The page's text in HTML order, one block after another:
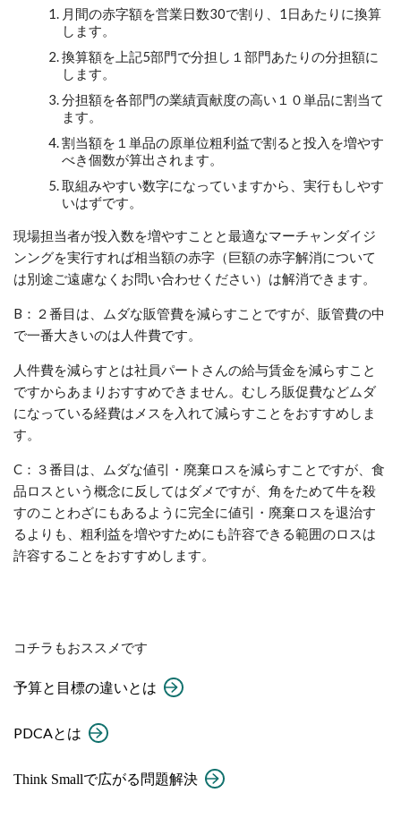
月間の赤字額を営業日数30で割り、 1 日あたりに換算
します。
換算額を上記5部門で分担し１部門あたりの分担額に
します。
分担額を各部門の業績貢献度の高い１０単品に割当て
ます。
割当額を１単品の原単位粗利益で割ると投入を増やす
べき個数が算出されます。
取組みやすい数字になっていますから、実行もしやす
いはずです。
現場担当者が投入数を増やすことと最適なマーチャンダイジ
ンングを実行すれば相当額の赤字（巨額の赤字解消について
は別途ご遠慮なくお問い合わせください）は解消できます。
B ：２番目は、ムダな販管費を減らすことですが、販管費の中
で一番大きいのは人件費です。
人件費を減らすとは社員パートさんの給与賃金を減らすこと
ですからあまりおすすめできません。むしろ販促費などムダ
になっている経費はメスを入れて減らすことをおすすめしま
す。
C ：３番目は、ムダな値引・廃棄ロスを減らすことですが、食
品ロスという概念に反してはダメですが、角をためて牛を殺
すのことわざにもあるように完全に値引・廃棄ロスを退治す
るよりも、粗利益を増やすためにも許容できる範囲のロスは
許容することをおすすめします。
コチラもおススメです
予算と目標の違いとは
PDCAとは
Think Smallで広がる問題解決